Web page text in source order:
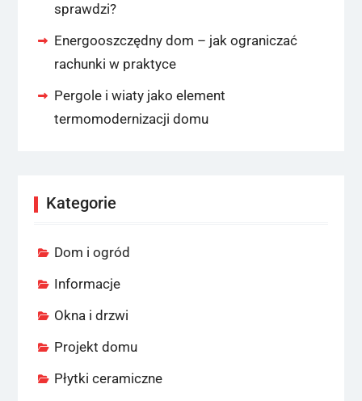
sprawdzi?
Energooszczędny dom – jak ograniczać
rachunki w praktyce
Pergole i wiaty jako element
termomodernizacji domu
Kategorie
Dom i ogród
Informacje
Okna i drzwi
Projekt domu
Płytki ceramiczne